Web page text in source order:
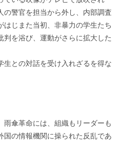
の警官を担当から外し、内部調査
じまた当初、非暴力の学生たち
を浴び、運動がさらに拡大した
との対話を受け入れざるを得な
傘革命には、組織もリーダーも
国の情報機関に操られた反乱であ